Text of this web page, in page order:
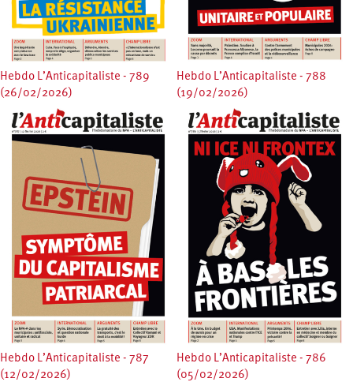
Hebdo L’Anticapitaliste - 789
(26/02/2026)
Hebdo L’Anticapitaliste - 788
(19/02/2026)
Hebdo L’Anticapitaliste - 787
(12/02/2026)
Hebdo L’Anticapitaliste - 786
(05/02/2026)